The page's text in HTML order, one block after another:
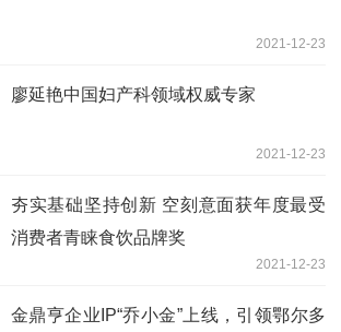
2021-12-23
廖延艳中国妇产科领域权威专家
2021-12-23
夯实基础坚持创新 空刻意面获年度最受
消费者青睐食饮品牌奖
2021-12-23
金鼎亨企业IP“乔小金”上线，引领鄂尔多